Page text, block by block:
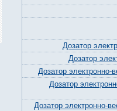
Дозатор
Дозатор
Дозатор электронно-
Дозатор
Дозатор электронно-